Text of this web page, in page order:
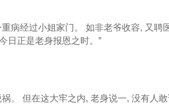
病经过小姐家门。 如非老爷收容, 又聘
日正是老身报恩之时。”
。 但在这大牢之内, 老身说一, 没有人